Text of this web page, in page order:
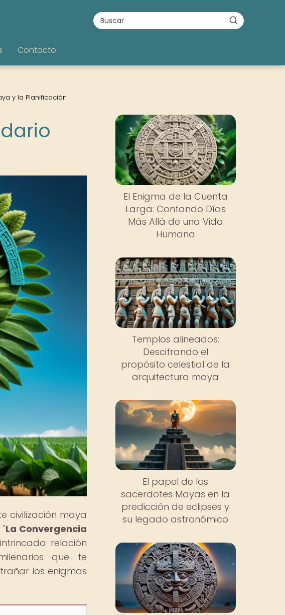
Contacto
y la Planificación
civilización maya
La Convergencia
relación
que te
los enigmas
El Enigma de la Cuenta
Larga: Contando Días
Más Allá de una Vida
Humana
Templos alineados:
Descifrando el
propósito celestial de la
arquitectura maya
El papel de los
sacerdotes Mayas en la
predicción de eclipses y
su legado astronómico